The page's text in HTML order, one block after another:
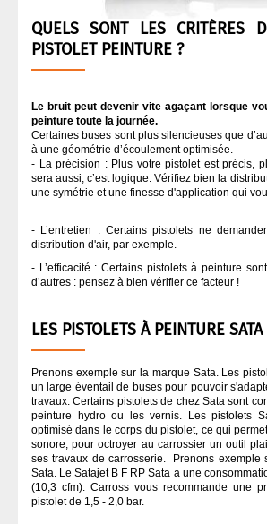
QUELS SONT LES CRITÈRES
PISTOLET PEINTURE ?
Le bruit peut devenir vite agaçant lorsque
peinture toute la journée.
Certaines buses sont plus silencieuses que
à une géométrie d’écoulement optimisée.
- La précision : Plus votre pistolet est précis,
sera aussi, c’est logique. Vérifiez bien la
une symétrie et une finesse d'application qui
- L’entretien : Certains pistolets ne
distribution d'air, par exemple.
- L’efficacité : Certains pistolets à peinture
d’autres : pensez à bien vérifier ce facteur !
LES PISTOLETS À PEINTURE SATA
Prenons exemple sur la marque Sata. Les
un large éventail de buses pour pouvoir
travaux. Certains pistolets de chez Sata sont
peinture hydro ou les vernis. Les pistolets
optimisé dans le corps du pistolet, ce qui
sonore, pour octroyer au carrossier un outil
ses travaux de carrosserie. Prenons exemple
Sata. Le Satajet B F RP Sata a une
(10,3 cfm). Carross vous recommande une
pistolet de 1,5 - 2,0 bar.